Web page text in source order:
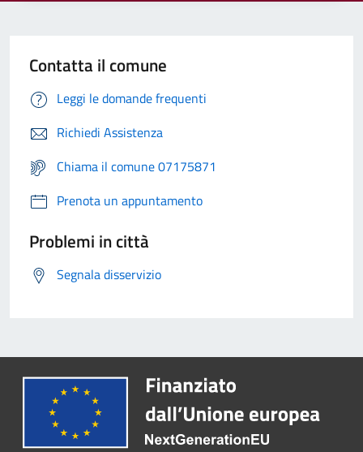
Contatta il comune
Leggi le domande frequenti
Richiedi Assistenza
Chiama il comune 07175871
Prenota un appuntamento
Problemi in città
Segnala disservizio